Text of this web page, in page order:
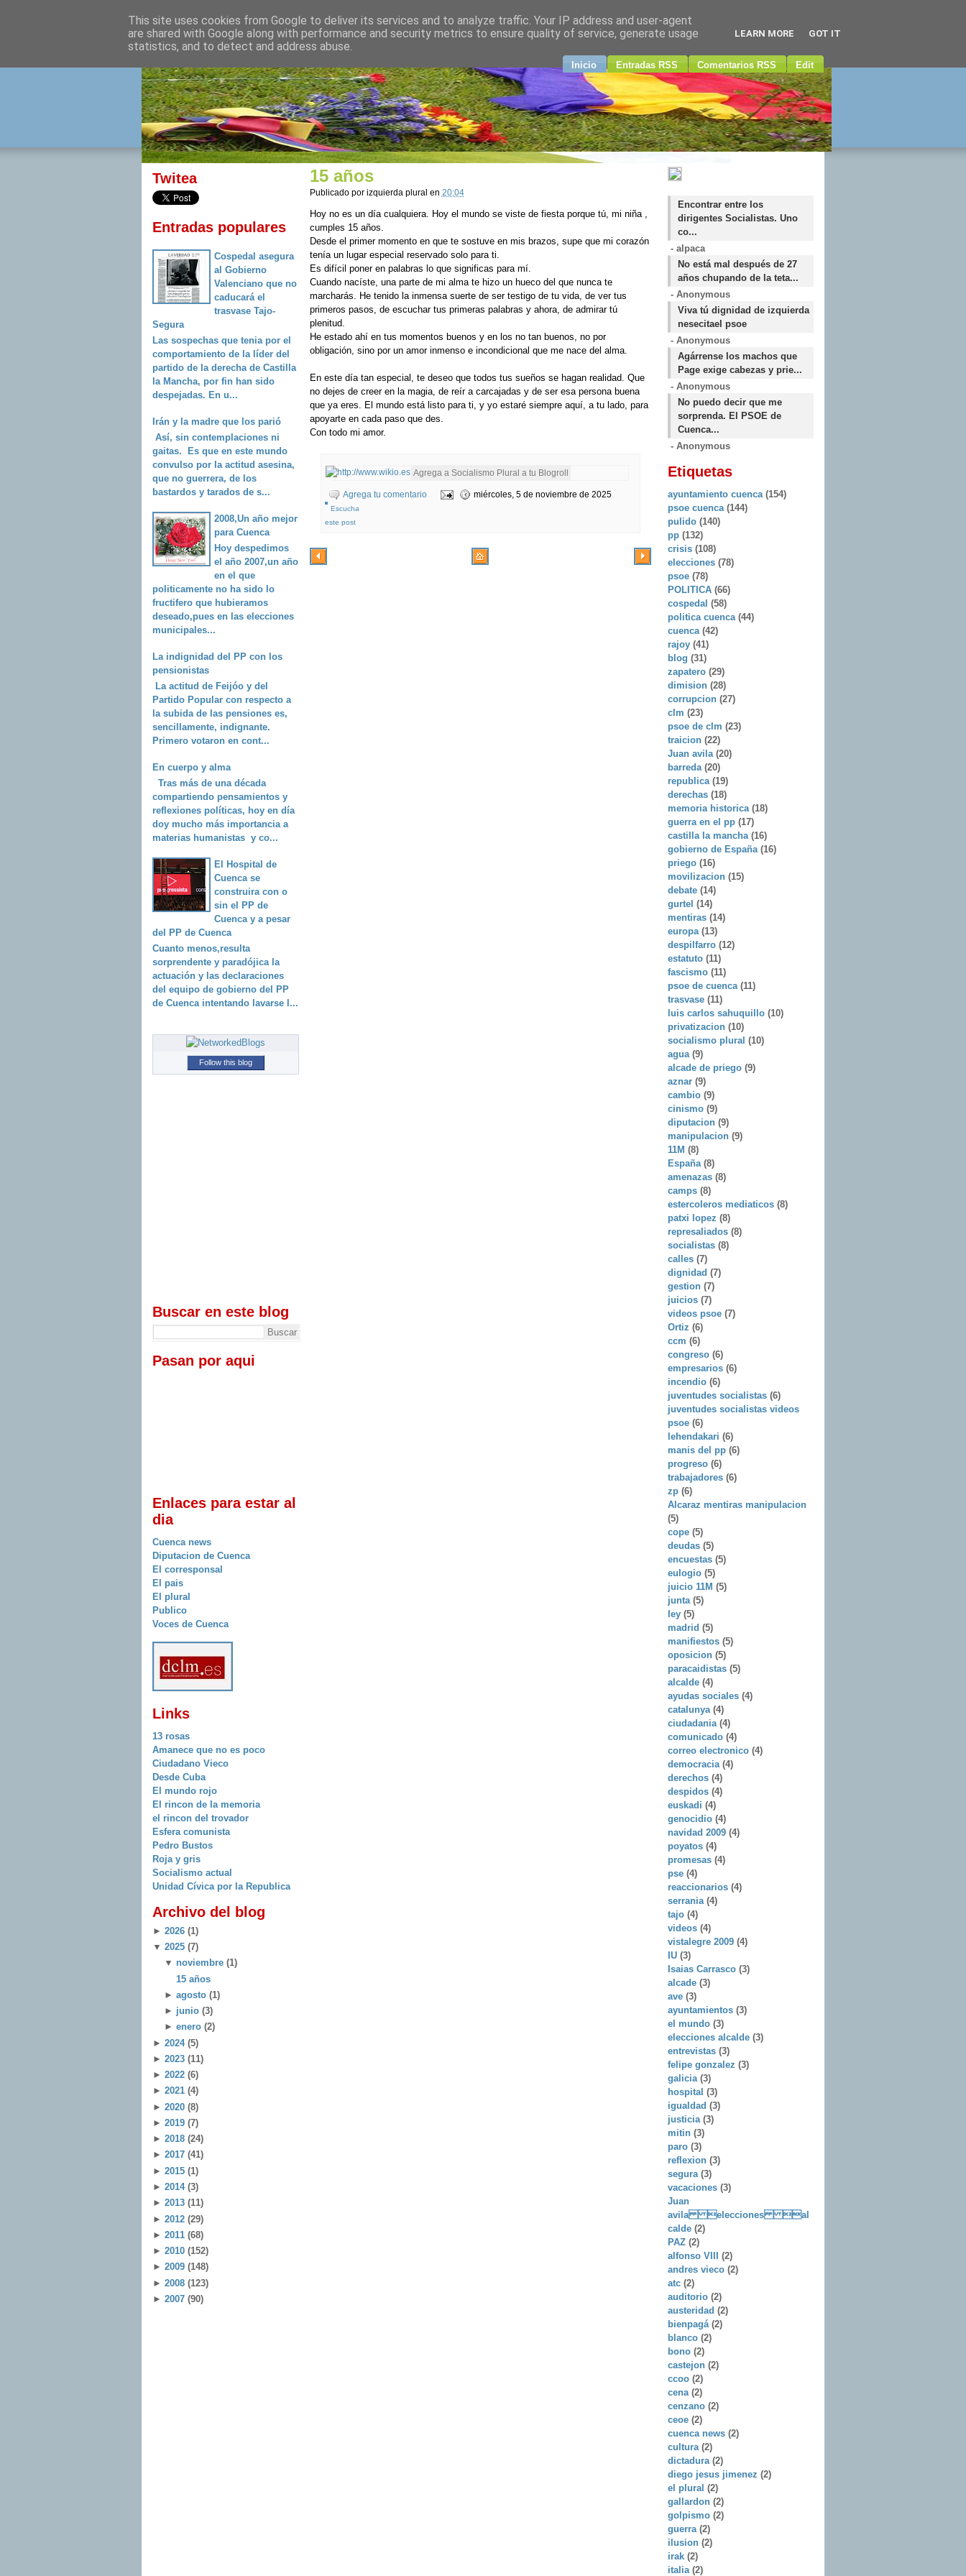
izquierda plural
Inicio Entradas RSS Comentarios RSS Edit
Twitea
Entradas populares
Cospedal asegura
al Gobierno
Valenciano que no
caducará el
trasvase Tajo-
Segura
Las sospechas que tenia por el
comportamiento de la líder del
partido de la derecha de Castilla
la Mancha, por fin han sido
despejadas. En u...
Irán y la madre que los parió
Así, sin contemplaciones ni
gaitas. Es que en este mundo
convulso por la actitud asesina,
que no guerrera, de los
bastardos y tarados de s...
2008,Un año mejor
para Cuenca
Hoy despedimos
el año 2007,un año
en el que
politicamente no ha sido lo
fructifero que hubieramos
deseado,pues en las elecciones
municipales...
La indignidad del PP con los
pensionistas
La actitud de Feijóo y del
Partido Popular con respecto a
la subida de las pensiones es,
sencillamente, indignante.
Primero votaron en cont...
En cuerpo y alma
Tras más de una década
compartiendo pensamientos y
reflexiones políticas, hoy en día
doy mucho más importancia a
materias humanistas y co...
El Hospital de
Cuenca se
construira con o
sin el PP de
Cuenca y a pesar
del PP de Cuenca
Cuanto menos,resulta
sorprendente y paradójica la
actuación y las declaraciones
del equipo de gobierno del PP
de Cuenca intentando lavarse l...
Follow this blog
Buscar en este blog
Pasan por aqui
Enlaces para estar al
dia
Cuenca news
Diputacion de Cuenca
El corresponsal
El pais
El plural
Publico
Voces de Cuenca
Links
13 rosas
Amanece que no es poco
Ciudadano Vieco
Desde Cuba
El mundo rojo
El rincon de la memoria
el rincon del trovador
Esfera comunista
Pedro Bustos
Roja y gris
Socialismo actual
Unidad Cívica por la Republica
Archivo del blog
► 2026 (1)
▼ 2025 (7)
▼ noviembre (1)
15 años
► agosto (1)
► junio (3)
► enero (2)
► 2024 (5)
► 2023 (11)
► 2022 (6)
► 2021 (4)
► 2020 (8)
► 2019 (7)
► 2018 (24)
► 2017 (41)
► 2015 (1)
► 2014 (3)
► 2013 (11)
► 2012 (29)
► 2011 (68)
► 2010 (152)
► 2009 (148)
► 2008 (123)
► 2007 (90)
15 años
Publicado por izquierda plural en 20:04
Hoy no es un día cualquiera. Hoy el mundo se viste de fiesta porque tú, mi niña ,
cumples 15 años.
Desde el primer momento en que te sostuve en mis brazos, supe que mi corazón
tenía un lugar especial reservado solo para ti.
Es difícil poner en palabras lo que significas para mí.
Cuando nacíste, una parte de mi alma te hizo un hueco del que nunca te
marcharás. He tenido la inmensa suerte de ser testigo de tu vida, de ver tus
primeros pasos, de escuchar tus primeras palabras y ahora, de admirar tú
plenitud.
He estado ahí en tus momentos buenos y en los no tan buenos, no por
obligación, sino por un amor inmenso e incondicional que me nace del alma.
En este día tan especial, te deseo que todos tus sueños se hagan realidad. Que
no dejes de creer en la magia, de reír a carcajadas y de ser esa persona buena
que ya eres. El mundo está listo para ti, y yo estaré siempre aquí, a tu lado, para
apoyarte en cada paso que des.
Con todo mi amor.
Agrega tu comentario miércoles, 5 de noviembre de 2025
Escucha
este post
Encontrar entre los
dirigentes Socialistas. Uno
co...
- alpaca
No está mal después de 27
años chupando de la teta...
- Anonymous
Viva tú dignidad de izquierda
nesecitael psoe
- Anonymous
Agárrense los machos que
Page exige cabezas y prie...
- Anonymous
No puedo decir que me
sorprenda. El PSOE de
Cuenca...
- Anonymous
Etiquetas
ayuntamiento cuenca (154)
psoe cuenca (144)
pulido (140)
pp (132)
crisis (108)
elecciones (78)
psoe (78)
POLITICA (66)
cospedal (58)
politica cuenca (44)
cuenca (42)
rajoy (41)
blog (31)
zapatero (29)
dimision (28)
corrupcion (27)
clm (23)
psoe de clm (23)
traicion (22)
Juan avila (20)
barreda (20)
republica (19)
derechas (18)
memoria historica (18)
guerra en el pp (17)
castilla la mancha (16)
gobierno de España (16)
priego (16)
movilizacion (15)
debate (14)
gurtel (14)
mentiras (14)
europa (13)
despilfarro (12)
estatuto (11)
fascismo (11)
psoe de cuenca (11)
trasvase (11)
luis carlos sahuquillo (10)
privatizacion (10)
socialismo plural (10)
agua (9)
alcade de priego (9)
aznar (9)
cambio (9)
cinismo (9)
diputacion (9)
manipulacion (9)
11M (8)
España (8)
amenazas (8)
camps (8)
estercoleros mediaticos (8)
patxi lopez (8)
represaliados (8)
socialistas (8)
calles (7)
dignidad (7)
gestion (7)
juicios (7)
videos psoe (7)
Ortiz (6)
ccm (6)
congreso (6)
empresarios (6)
incendio (6)
juventudes socialistas (6)
juventudes socialistas videos
psoe (6)
lehendakari (6)
manis del pp (6)
progreso (6)
trabajadores (6)
zp (6)
Alcaraz mentiras manipulacion
(5)
cope (5)
deudas (5)
encuestas (5)
eulogio (5)
juicio 11M (5)
junta (5)
ley (5)
madrid (5)
manifiestos (5)
oposicion (5)
paracaidistas (5)
alcalde (4)
ayudas sociales (4)
catalunya (4)
ciudadania (4)
comunicado (4)
correo electronico (4)
democracia (4)
derechos (4)
despidos (4)
euskadi (4)
genocidio (4)
navidad 2009 (4)
poyatos (4)
promesas (4)
pse (4)
reaccionarios (4)
serrania (4)
tajo (4)
videos (4)
vistalegre 2009 (4)
IU (3)
Isaias Carrasco (3)
alcade (3)
ave (3)
ayuntamientos (3)
el mundo (3)
elecciones alcalde (3)
entrevistas (3)
felipe gonzalez (3)
galicia (3)
hospital (3)
igualdad (3)
justicia (3)
mitin (3)
paro (3)
reflexion (3)
segura (3)
vacaciones (3)
Juan
avila elecciones al
calde (2)
PAZ (2)
alfonso VIII (2)
andres vieco (2)
atc (2)
auditorio (2)
austeridad (2)
bienpagá (2)
blanco (2)
bono (2)
castejon (2)
ccoo (2)
cena (2)
cenzano (2)
ceoe (2)
cuenca news (2)
cultura (2)
dictadura (2)
diego jesus jimenez (2)
el plural (2)
gallardon (2)
golpismo (2)
guerra (2)
ilusion (2)
irak (2)
italia (2)
This site uses cookies from Google to deliver its services and to analyze traffic. Your IP address and user-agent
are shared with Google along with performance and security metrics to ensure quality of service, generate usage
statistics, and to detect and address abuse.
LEARN MORE GOT IT